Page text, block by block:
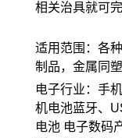
相关治具就可
适用范围：各
制品，金属同
电子行业：手
机电池蓝牙、
电池 电子数码